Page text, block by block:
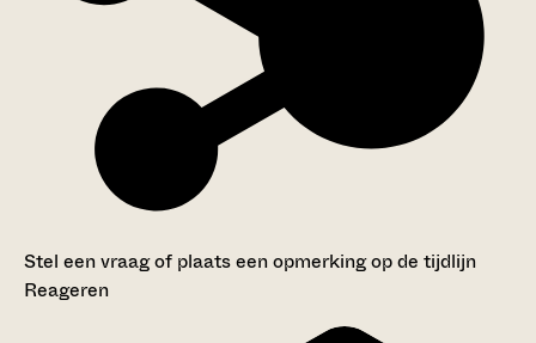
Stel een vraag of plaats een opmerking op de tijdlijn
Reageren